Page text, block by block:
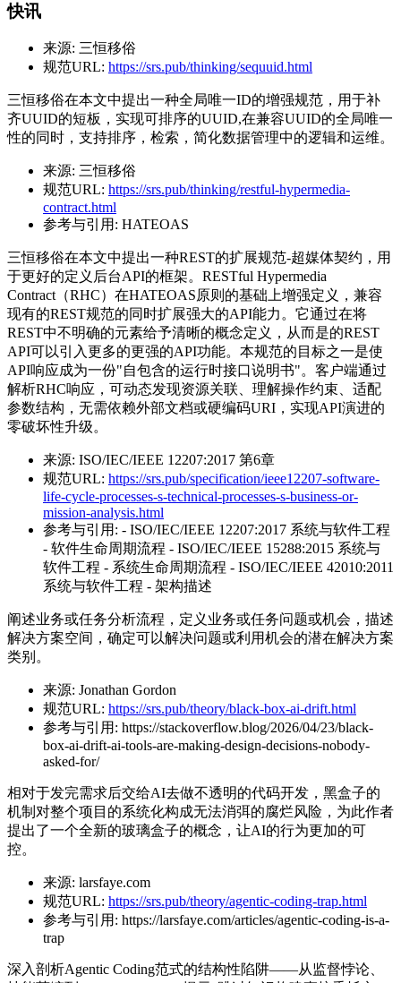
快讯
来源: 三恒移俗
规范URL: https://srs.pub/thinking/sequuid.html
三恒移俗在本文中提出一种全局唯一ID的增强规范，用于补
齐UUID的短板，实现可排序的UUID,在兼容UUID的全局唯一
性的同时，支持排序，检索，简化数据管理中的逻辑和运维。
来源: 三恒移俗
规范URL: https://srs.pub/thinking/restful-hypermedia-
contract.html
参考与引用: HATEOAS
三恒移俗在本文中提出一种REST的扩展规范-超媒体契约，用
于更好的定义后台API的框架。RESTful Hypermedia
Contract（RHC）在HATEOAS原则的基础上增强定义，兼容
现有的REST规范的同时扩展强大的API能力。它通过在将
REST中不明确的元素给予清晰的概念定义，从而是的REST
API可以引入更多的更强的API功能。本规范的目标之一是使
API响应成为一份"自包含的运行时接口说明书"。客户端通过
解析RHC响应，可动态发现资源关联、理解操作约束、适配
参数结构，无需依赖外部文档或硬编码URI，实现API演进的
零破坏性升级。
来源: ISO/IEC/IEEE 12207:2017 第6章
规范URL: https://srs.pub/specification/ieee12207-software-
life-cycle-processes-s-technical-processes-s-business-or-
mission-analysis.html
参考与引用: - ISO/IEC/IEEE 12207:2017 系统与软件工程
- 软件生命周期流程 - ISO/IEC/IEEE 15288:2015 系统与
软件工程 - 系统生命周期流程 - ISO/IEC/IEEE 42010:2011
系统与软件工程 - 架构描述
阐述业务或任务分析流程，定义业务或任务问题或机会，描述
解决方案空间，确定可以解决问题或利用机会的潜在解决方案
类别。
来源: Jonathan Gordon
规范URL: https://srs.pub/theory/black-box-ai-drift.html
参考与引用: https://stackoverflow.blog/2026/04/23/black-
box-ai-drift-ai-tools-are-making-design-decisions-nobody-
asked-for/
相对于发完需求后交给AI去做不透明的代码开发，黑盒子的
机制对整个项目的系统化构成无法消弭的腐烂风险，为此作者
提出了一个全新的玻璃盒子的概念，让AI的行为更加的可
控。
来源: larsfaye.com
规范URL: https://srs.pub/theory/agentic-coding-trap.html
参考与引用: https://larsfaye.com/articles/agentic-coding-is-a-
trap
深入剖析Agentic Coding范式的结构性陷阱——从监督悖论、